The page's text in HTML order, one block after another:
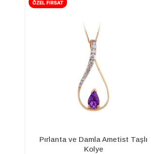
Pırlanta ve London Blue Topaz
Taşlı Mai Kolye